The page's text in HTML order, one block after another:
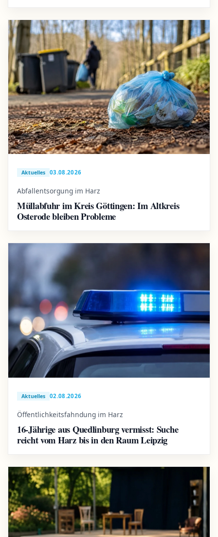
Aktuelles 03.08.2026
Abfallentsorgung im Harz
Müllabfuhr im Kreis Göttingen: Im Altkreis
Osterode bleiben Probleme
Aktuelles 02.08.2026
Öffentlichkeitsfahndung im Harz
16-Jährige aus Quedlinburg vermisst: Suche
reicht vom Harz bis in den Raum Leipzig